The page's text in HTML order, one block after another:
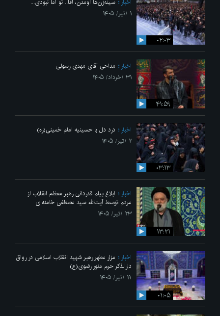
۰۲:۰۳
اخبار
سینه‌زن‌ها اومدن،‌ آقا.. تو اما نبودی...
۱ /تیر/ ۱۴۰۵
۴۱:۵۹
اخبار
مداحی آقای مهدی رسولی
۳۱ /خرداد/ ۱۴۰۵
۰۳:۱۳
اخبار
درد دل با حسینیه امام خمینی(ره)
۲ /تیر/ ۱۴۰۵
۱۳:۲۱
اخبار
ابلاغ پیام قدردانی رهبر معظم انقلاب از
مردم توسط آیت‌الله سید مصطفی خامنه‌ای
۲۳ /تیر/ ۱۴۰۵
۰۱:۰۵
اخبار
مزار مطهر رهبر شهید انقلاب اسلامی در رواق
دارالذکر حرم منور رضوی(ع)
۱۹ /تیر/ ۱۴۰۵